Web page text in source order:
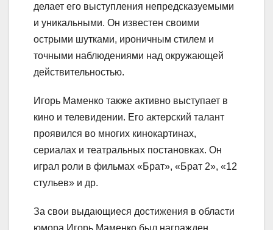
делает его выступления непредсказуемыми
и уникальными. Он известен своими
острыми шутками, ироничным стилем и
точными наблюдениями над окружающей
действительностью.
Игорь Маменко также активно выступает в
кино и телевидении. Его актерский талант
проявился во многих кинокартинах,
сериалах и театральных постановках. Он
играл роли в фильмах «Брат», «Брат 2», «12
стульев» и др.
За свои выдающиеся достижения в области
юмора Игорь Маменко был награжден